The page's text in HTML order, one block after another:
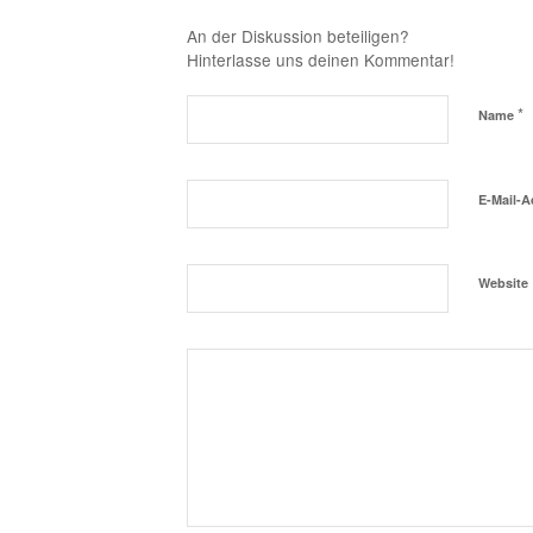
An der Diskussion beteiligen?
Hinterlasse uns deinen Kommentar!
Name *
E-Mail-
Website